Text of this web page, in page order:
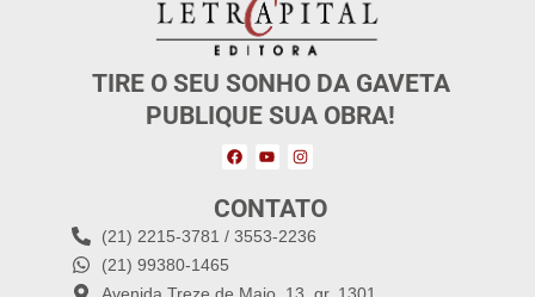
TIRE O SEU SONHO DA GAVETA
PUBLIQUE SUA OBRA!
CONTATO
(21) 2215-3781 / 3553-2236
(21) 99380-1465